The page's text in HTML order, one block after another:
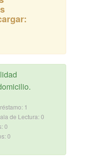
1
de Lectura: 0
0
0